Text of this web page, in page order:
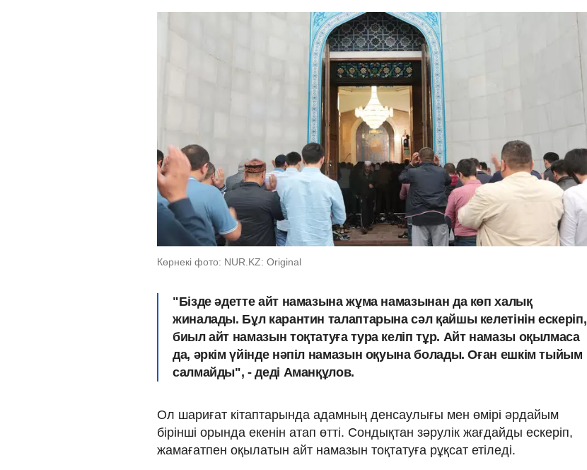
Көрнекі фото: NUR.KZ: Original
"Бізде әдетте айт намазына жұма намазынан да көп халық
жиналады. Бұл карантин талаптарына сәл қайшы келетінін ескеріп,
биыл айт намазын тоқтатуға тура келіп тұр. Айт намазы оқылмаса
да, әркім үйінде нәпіл намазын оқуына болады. Оған ешкім тыйым
салмайды", - деді Аманқұлов.
Ол шариғат кітаптарында адамның денсаулығы мен өмірі әрдайым
бірінші орында екенін атап өтті. Сондықтан зәрулік жағдайды ескеріп,
жамағатпен оқылатын айт намазын тоқтатуға рұқсат етіледі.